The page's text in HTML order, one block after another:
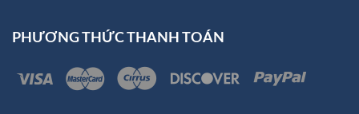
PHƯƠNG THỨC THANH TOÁN